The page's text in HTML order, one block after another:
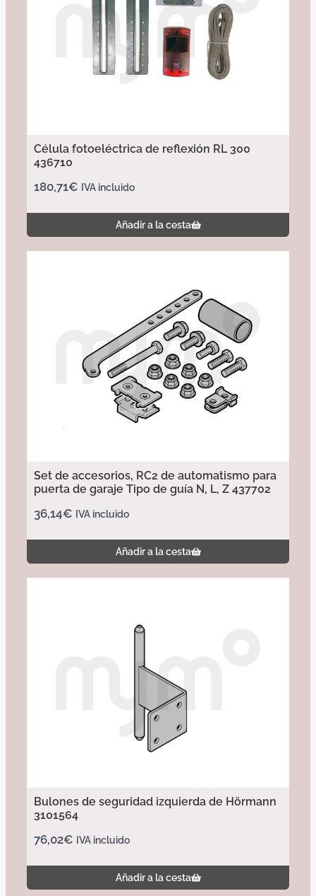
Célula fotoeléctrica de reflexión RL 300
436710
180,71€ IVA incluido
Añadir a la cesta
Set de accesorios, RC2 de automatismo para
puerta de garaje Tipo de guía N, L, Z 437702
36,14€ IVA incluido
Añadir a la cesta
Bulones de seguridad izquierda de Hörmann
3101564
76,02€ IVA incluido
Añadir a la cesta